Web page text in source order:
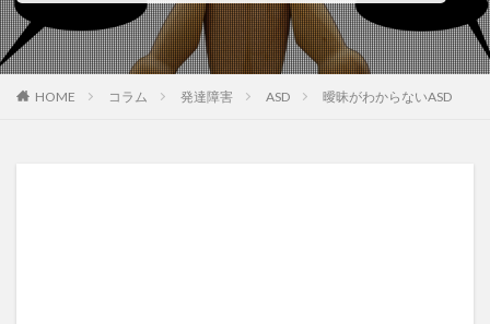
HOME コラム 発達障害 ASD 曖昧がわからないASD